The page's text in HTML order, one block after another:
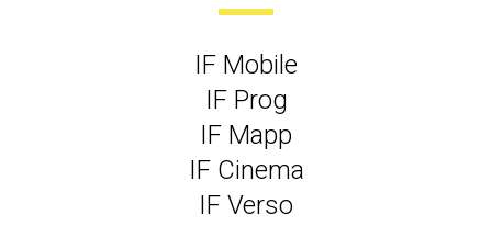
IF Mobile
IF Prog
IF Mapp
IF Cinema
IF Verso